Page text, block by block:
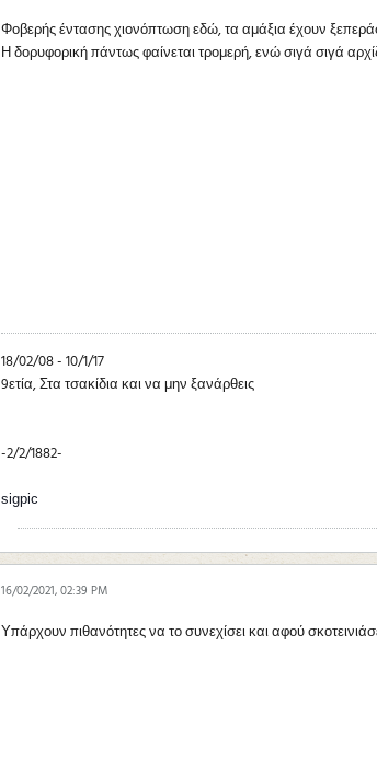
Φοβερής έντασης χιονόπτωση εδώ, τα αμάξια έχουν
Η δορυφορική πάντως φαίνεται τρομερή, ενώ σιγά σιγά
18/02/08 - 10/1/17
9ετία, Στα τσακίδια και να μην ξανάρθεις
-2/2/1882-
sigpic
16/02/2021, 02:39 PM
Υπάρχουν πιθανότητες να το συνεχίσει και αφού